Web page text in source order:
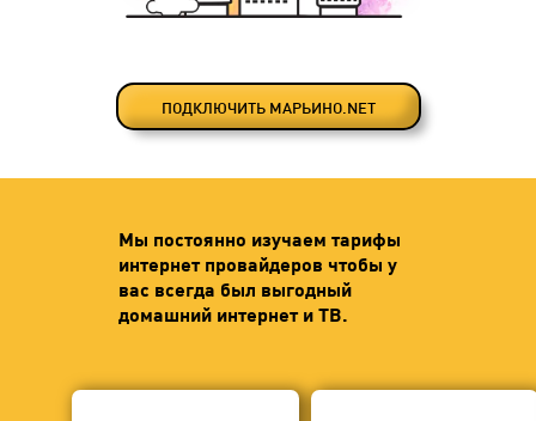
ПОДКЛЮЧИТЬ МАРЬИНО.NET
Мы постоянно изучаем тарифы
интернет провайдеров чтобы у
вас всегда был выгодный
домашний интернет и ТВ.